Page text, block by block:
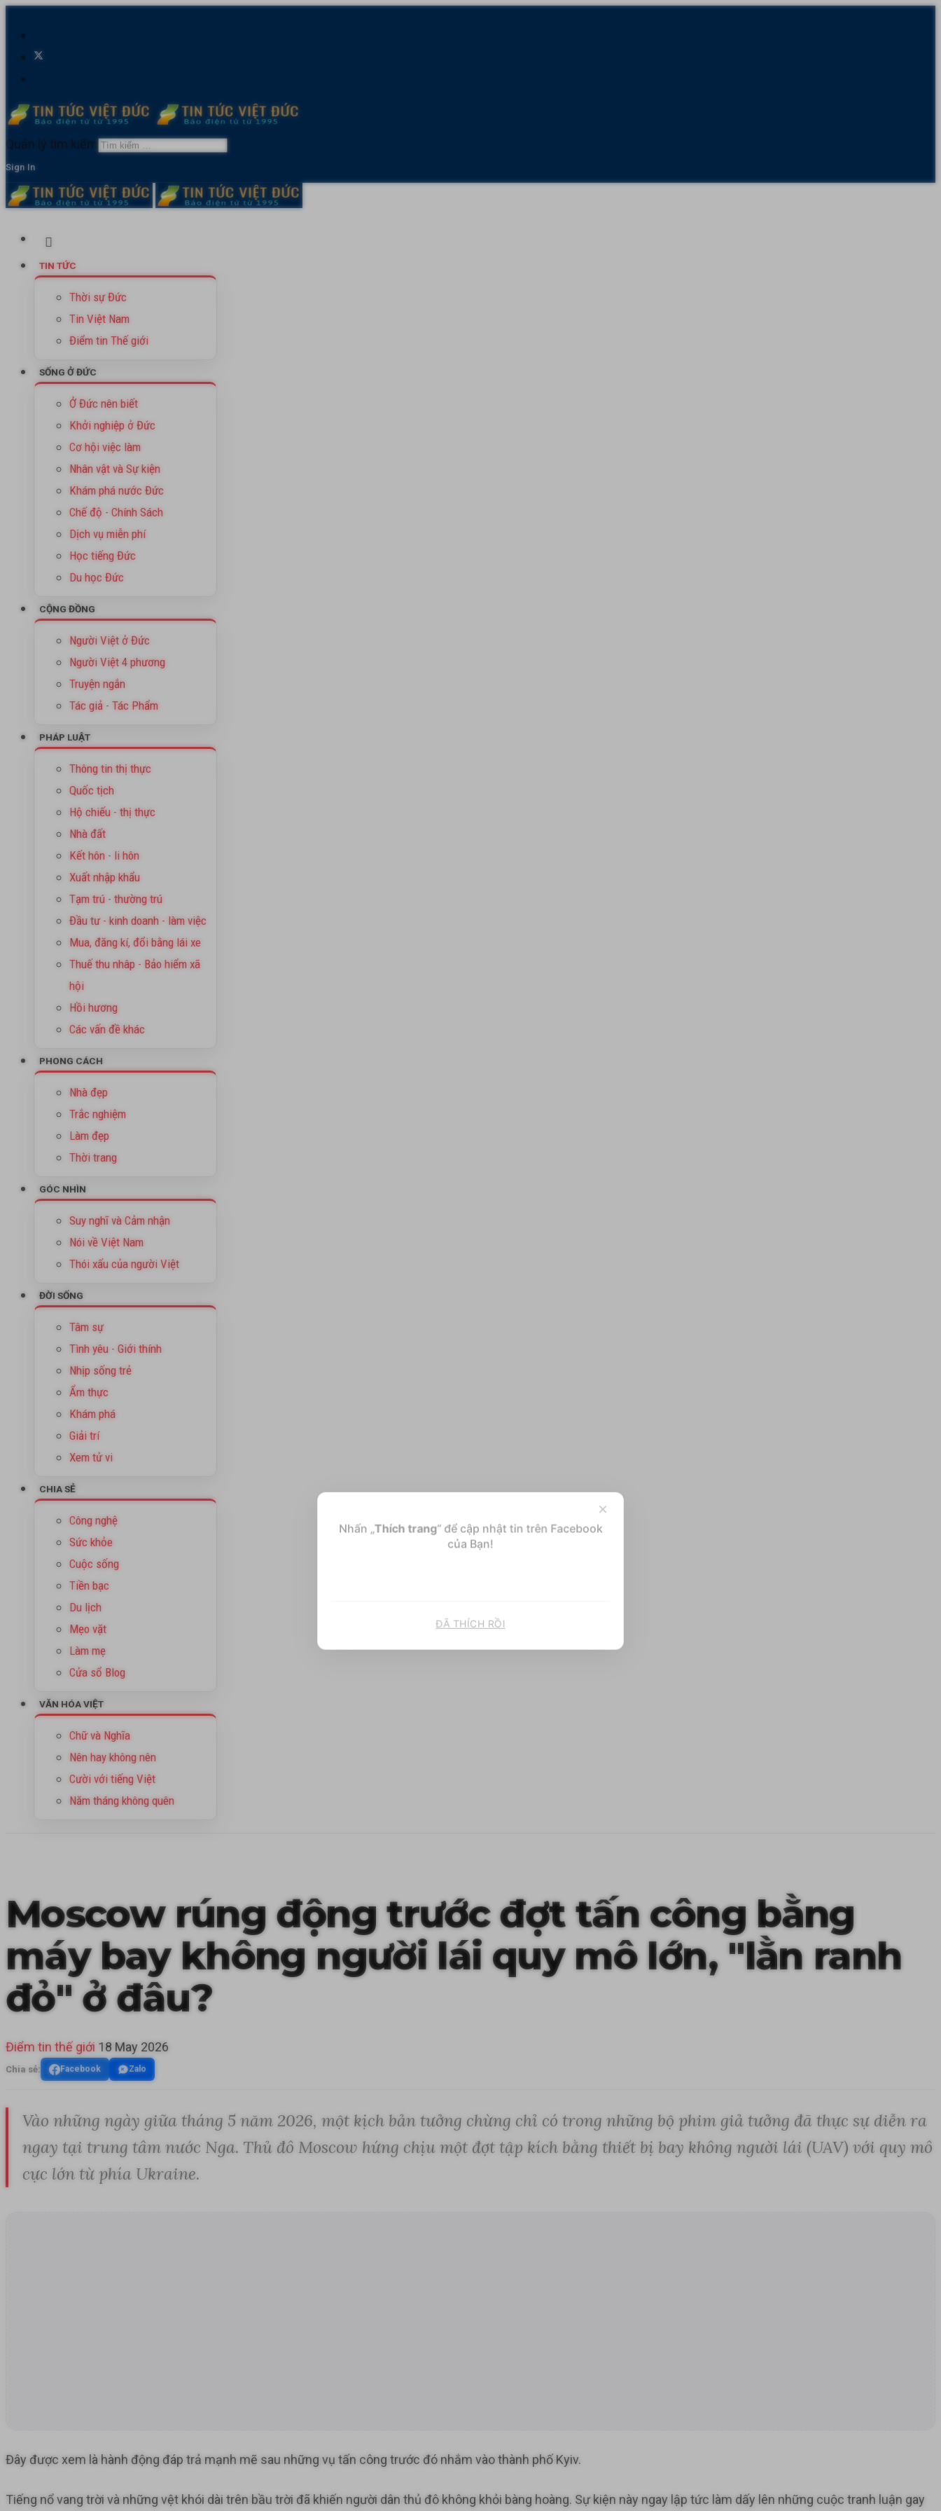
Quản lý tìm kiếm
Sign In
TIN TỨC
Thời sự Đức
Tin Việt Nam
Điểm tin Thế giới
SỐNG Ở ĐỨC
Ở Đức nên biết
Khởi nghiệp ở Đức
Cơ hội việc làm
Nhân vật và Sự kiện
Khám phá nước Đức
Chế độ - Chính Sách
Dịch vụ miễn phí
Học tiếng Đức
Du học Đức
CỘNG ĐỒNG
Người Việt ở Đức
Người Việt 4 phương
Truyện ngắn
Tác giả - Tác Phẩm
PHÁP LUẬT
Thông tin thị thực
Quốc tịch
Hộ chiếu - thị thực
Nhà đất
Kết hôn - li hôn
Xuất nhập khẩu
Tạm trú - thường trú
Đầu tư - kinh doanh - làm việc
Mua, đăng kí, đổi bằng lái xe
Thuế thu nhâp - Bảo hiểm xã
hội
Hồi hương
Các vấn đề khác
PHONG CÁCH
Nhà đẹp
Trắc nghiệm
Làm đẹp
Thời trang
GÓC NHÌN
Suy nghĩ và Cảm nhận
Nói về Việt Nam
Thói xấu của người Việt
ĐỜI SỐNG
Tâm sự
Tình yêu - Giới thính
Nhịp sống trẻ
Ẩm thực
Khám phá
Giải trí
Xem tử vi
CHIA SẺ
Công nghệ
Sức khỏe
Cuộc sống
Tiền bạc
Du lịch
Mẹo vặt
Làm mẹ
Cửa sổ Blog
VĂN HÓA VIỆT
Chữ và Nghĩa
Nên hay không nên
Cười với tiếng Việt
Năm tháng không quên
Moscow rúng động trước đợt tấn công bằng
máy bay không người lái quy mô lớn, "lằn ranh
đỏ" ở đâu?
Điểm tin thế giới 18 May 2026
Chia sẻ: Facebook Zalo
Vào những ngày giữa tháng 5 năm 2026, một kịch bản tưởng chừng chỉ có trong những bộ phim giả tưởng đã thực sự diễn ra
ngay tại trung tâm nước Nga. Thủ đô Moscow hứng chịu một đợt tập kích bằng thiết bị bay không người lái (UAV) với quy mô
cực lớn từ phía Ukraine.
Đây được xem là hành động đáp trả mạnh mẽ sau những vụ tấn công trước đó nhắm vào thành phố Kyiv.
Tiếng nổ vang trời và những vệt khói dài trên bầu trời đã khiến người dân thủ đô không khỏi bàng hoàng. Sự kiện này ngay lập tức làm dấy lên những cuộc tranh luận gay
×
Nhấn „ Thích trang“ để cập nhật tin trên Facebook
của Bạn!
ĐÃ THÍCH RỒI